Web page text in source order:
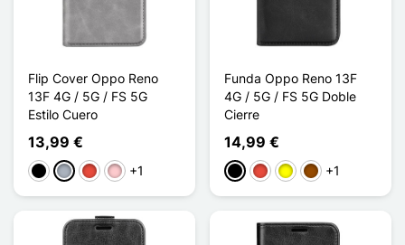
Flip Cover Oppo Reno
13F 4G / 5G / FS 5G
Estilo Cuero
13,99 €
Negro
Gris RojoRosa+1
Funda Oppo Reno 13F
4G / 5G / FS 5G Doble
Cierre
14,99 €
NegroRojoAmarilloMarrón
+1